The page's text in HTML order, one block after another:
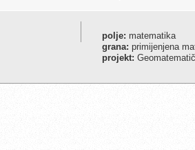
polje: matematika
grana: primijenjena
projekt: